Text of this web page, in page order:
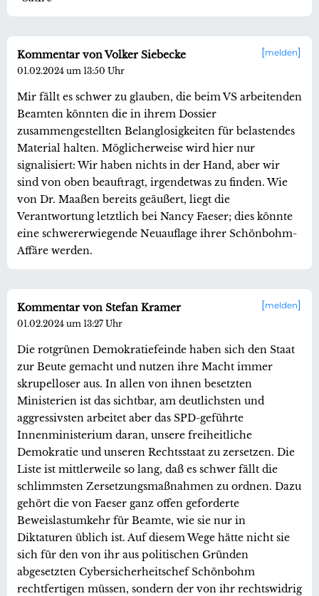
melden
Kommentar von Volker Siebecke
01.02.2024 um 13:50 Uhr
Mir fällt es schwer zu glauben, die beim VS arbeitenden
Beamten könnten die in ihrem Dossier
zusammengestellten Belanglosigkeiten für belastendes
Material halten. Möglicherweise wird hier nur
signalisiert: Wir haben nichts in der Hand, aber wir
sind von oben beauftragt, irgendetwas zu finden. Wie
von Dr. Maaßen bereits geäußert, liegt die
Verantwortung letztlich bei Nancy Faeser; dies könnte
eine schwererwiegende Neuauflage ihrer Schönbohm-
Affäre werden.
melden
Kommentar von Stefan Kramer
01.02.2024 um 13:27 Uhr
Die rotgrünen Demokratiefeinde haben sich den Staat
zur Beute gemacht und nutzen ihre Macht immer
skrupelloser aus. In allen von ihnen besetzten
Ministerien ist das sichtbar, am deutlichsten und
aggressivsten arbeitet aber das SPD-geführte
Innenministerium daran, unsere freiheitliche
Demokratie und unseren Rechtsstaat zu zersetzen. Die
Liste ist mittlerweile so lang, daß es schwer fällt die
schlimmsten Zersetzungsmaßnahmen zu ordnen. Dazu
gehört die von Faeser ganz offen geforderte
Beweislastumkehr für Beamte, wie sie nur in
Diktaturen üblich ist. Auf diesem Wege hätte nicht sie
sich für den von ihr aus politischen Gründen
abgesetzten Cybersicherheitschef Schönbohm
rechtfertigen müssen, sondern der von ihr rechtswidrig